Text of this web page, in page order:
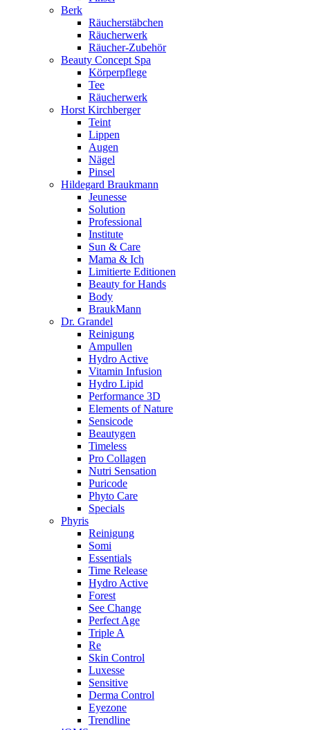
Berk
Räucherstäbchen
Räucherwerk
Räucher-Zubehör
Beauty Concept Spa
Körperpflege
Tee
Räucherwerk
Horst Kirchberger
Teint
Lippen
Augen
Nägel
Pinsel
Hildegard Braukmann
Jeunesse
Solution
Professional
Institute
Sun & Care
Mama & Ich
Limitierte Editionen
Beauty for Hands
Body
BraukMann
Dr. Grandel
Reinigung
Ampullen
Hydro Active
Vitamin Infusion
Hydro Lipid
Performance 3D
Elements of Nature
Sensicode
Beautygen
Timeless
Pro Collagen
Nutri Sensation
Puricode
Phyto Care
Specials
Phyris
Reinigung
Somi
Essentials
Time Release
Hydro Active
Forest
See Change
Perfect Age
Triple A
Re
Skin Control
Luxesse
Sensitive
Derma Control
Eyezone
Trendline